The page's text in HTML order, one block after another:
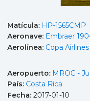
Matícula: HP-1565CMP
Aeronave: Embraer
Aerolínea: Copa Airlines
Aeropuerto: MROC -
País: Costa Rica
Fecha: 2017-01-10